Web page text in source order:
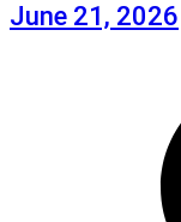
June 21, 2026